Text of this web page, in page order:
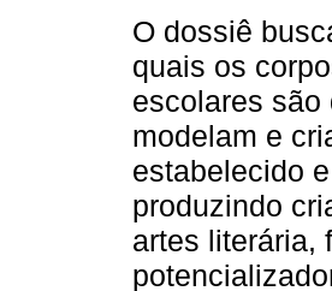
O dossiê
quais os
escolares
modelam e
estabelecido
produzindo
artes literária,